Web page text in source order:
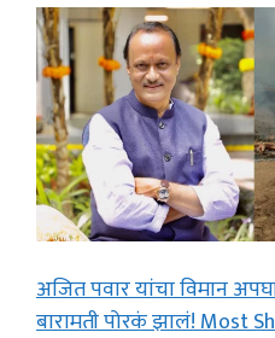
अजित पवार यांचा विमान
बारामती पोरकं झालं! Most